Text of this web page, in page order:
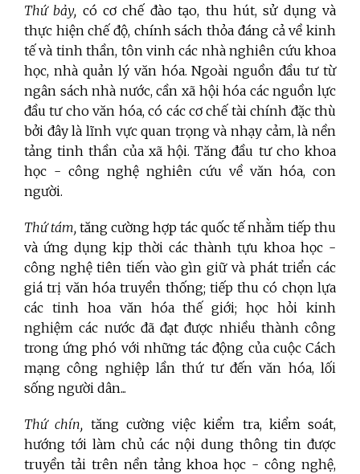
Thứ bảy, có cơ chế đào tạo, thu hút, sử dụng và
thực hiện chế độ, chính sách thỏa đáng cả về kinh
tế và tinh thần, tôn vinh các nhà nghiên cứu khoa
học, nhà quản lý văn hóa. Ngoài nguồn đầu tư từ
ngân sách nhà nước, cần xã hội hóa các nguồn lực
đầu tư cho văn hóa, có các cơ chế tài chính đặc thù
bởi đây là lĩnh vực quan trọng và nhạy cảm, là nền
tảng tinh thần của xã hội. Tăng đầu tư cho khoa
học - công nghệ nghiên cứu về văn hóa, con
người.
Thứ tám, tăng cường hợp tác quốc tế nhằm tiếp thu
và ứng dụng kịp thời các thành tựu khoa học -
công nghệ tiên tiến vào gìn giữ và phát triển các
giá trị văn hóa truyền thống; tiếp thu có chọn lựa
các tinh hoa văn hóa thế giới; học hỏi kinh
nghiệm các nước đã đạt được nhiều thành công
trong ứng phó với những tác động của cuộc Cách
mạng công nghiệp lần thứ tư đến văn hóa, lối
sống người dân...
Thứ chín, tăng cường việc kiểm tra, kiểm soát,
hướng tới làm chủ các nội dung thông tin được
truyền tải trên nền tảng khoa học - công nghệ,